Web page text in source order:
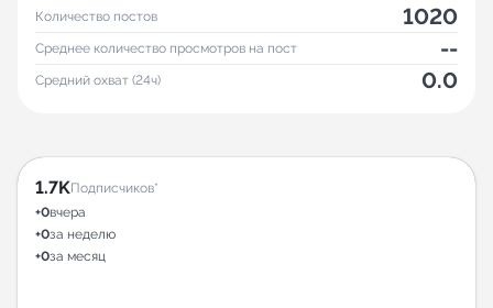
Количество постов 1020
Среднее количество просмотров на пост --
Средний охват (24ч) 0.0
1.7KПодписчиков*
+0вчера
+0за неделю
+0за месяц